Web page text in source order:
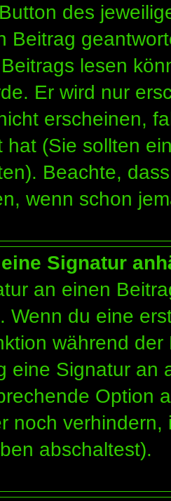
des
Beitrag
lesen
Er wird nur
erscheinen,
hat (Sie sollten
Beachte,
wenn schon
Signatur
an einen
Wenn du eine
während
eine Signatur an
Option
noch
abschaltest).